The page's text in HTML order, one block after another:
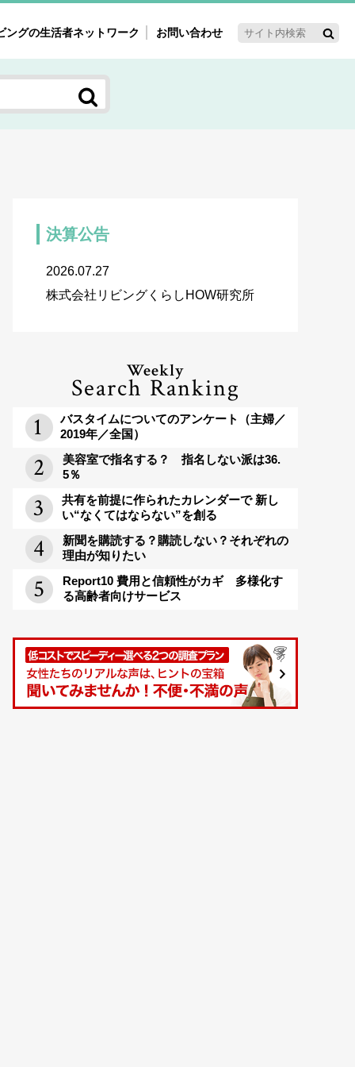
ゲット・重点テーマ
～60'ｓマーケット研究室
ングの生活者ネットワーク お問い合わせ
決算公告
2026.07.27
株式会社リビングくらしHOW研究所
Weekly
Search Ranking
バスタイムについてのアンケート（主婦／
2019年／全国）
美容室で指名する？ 指名しない派は36.
5％
共有を前提に作られたカレンダーで 新し
い“なくてはならない”を創る
新聞を購読する？購読しない？それぞれの
理由が知りたい
Report10 費用と信頼性がカギ 多様化す
る高齢者向けサービス